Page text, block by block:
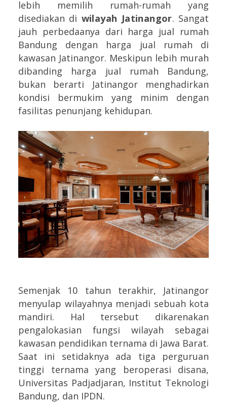
lebih memilih rumah-rumah yang
disediakan di wilayah Jatinangor. Sangat
jauh perbedaanya dari harga jual rumah
Bandung dengan harga jual rumah di
kawasan Jatinangor. Meskipun lebih murah
dibanding harga jual rumah Bandung,
bukan berarti Jatinangor menghadirkan
kondisi bermukim yang minim dengan
fasilitas penunjang kehidupan.
Semenjak 10 tahun terakhir, Jatinangor
menyulap wilayahnya menjadi sebuah kota
mandiri. Hal tersebut dikarenakan
pengalokasian fungsi wilayah sebagai
kawasan pendidikan ternama di Jawa Barat.
Saat ini setidaknya ada tiga perguruan
tinggi ternama yang beroperasi disana,
Universitas Padjadjaran, Institut Teknologi
Bandung, dan IPDN.